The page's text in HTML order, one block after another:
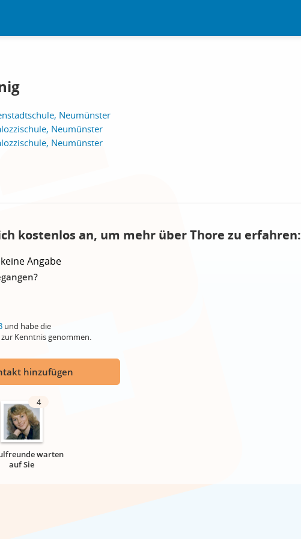
Neumünster
Neumünster
Neumünster
kostenlos an, um mehr über Thore zu erfahren:
keine Angabe
und habe die
zur Kenntnis genommen.
hinzufügen
4
warten
auf Sie